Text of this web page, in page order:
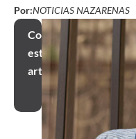
Por:NOTICIAS NAZARENAS
Compartir
este
artículo